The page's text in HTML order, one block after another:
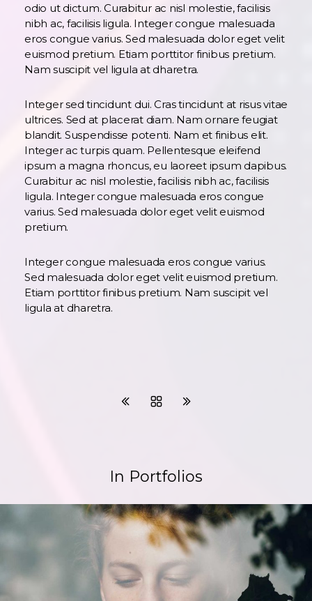
odio ut dictum. Curabitur ac nisl molestie, facilisis
nibh ac, facilisis ligula. Integer congue malesuada
eros congue varius. Sed malesuada dolor eget velit
euismod pretium. Etiam porttitor finibus pretium.
Nam suscipit vel ligula at dharetra.
Integer sed tincidunt dui. Cras tincidunt at risus vitae
ultrices. Sed at placerat diam. Nam ornare feugiat
blandit. Suspendisse potenti. Nam et finibus elit.
Integer ac turpis quam. Pellentesque eleifend
ipsum a magna rhoncus, eu laoreet ipsum dapibus.
Curabitur ac nisl molestie, facilisis nibh ac, facilisis
ligula. Integer congue malesuada eros congue
varius. Sed malesuada dolor eget velit euismod
pretium.
Integer congue malesuada eros congue varius.
Sed malesuada dolor eget velit euismod pretium.
Etiam porttitor finibus pretium. Nam suscipit vel
ligula at dharetra.
In Portfolios